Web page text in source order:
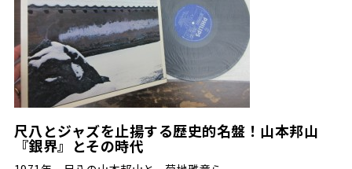
尺八とジャズを止揚する歴史的名盤！山本邦山
『銀界』とその時代